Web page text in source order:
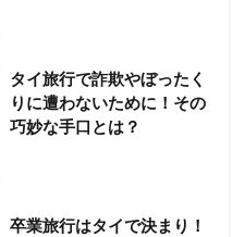
タイ旅行で詐欺やぼったく
りに遭わないために！その
巧妙な手口とは？
卒業旅行はタイで決まり！